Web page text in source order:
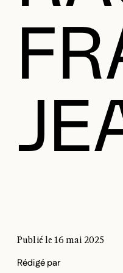
LES
RACONTÉES |
Publié le 16 mai 2025
Rédigé par